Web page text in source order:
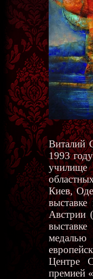
Виталий
1993
училище
Киев,
Австрии
Центре
премией